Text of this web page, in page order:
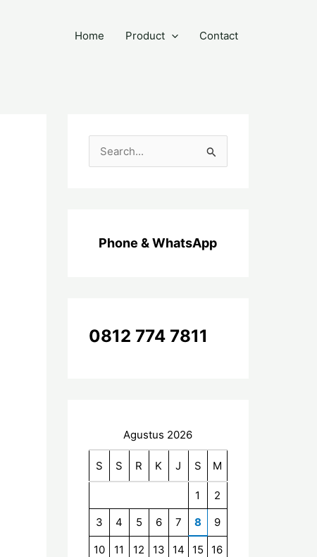
Home Product Contact
:
Phone & WhatsApp
0812 774 7811
Agustus 2026
S S R K J S M
1
2
3
4 5 6 7 8 9
10 11 12 13 14 15
16